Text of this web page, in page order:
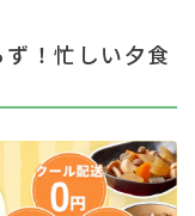
！忙しい夕食